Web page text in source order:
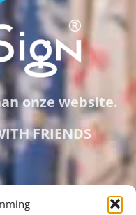
onze website.
FRIENDS